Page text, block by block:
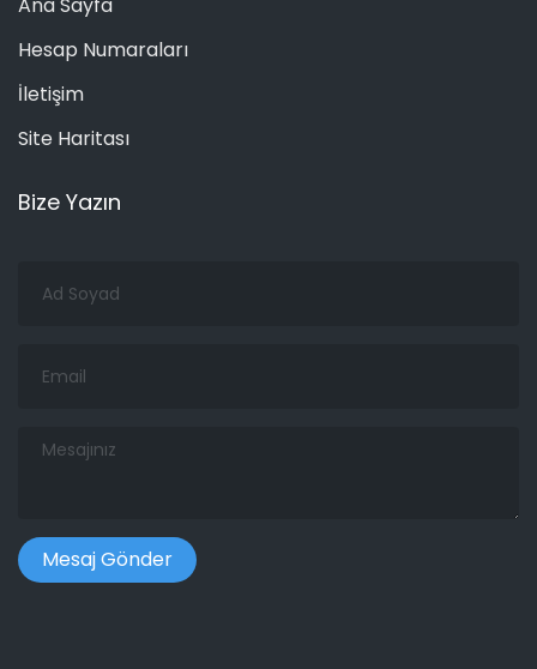
Hesap Numaraları
İletişim
Site Haritası
Bize Yazın
Soyad
Mesajınız